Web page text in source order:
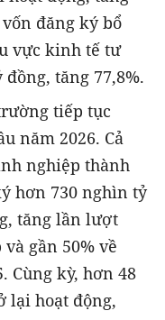
đăng ký bổ
vực kinh tế tư
tăng 77,8%.
tiếp tục
năm 2026. Cả
nghiệp thành
hơn 730 nghìn tỷ
tăng lần lượt
gần 50% về
Cùng kỳ, hơn 48
lại hoạt động,